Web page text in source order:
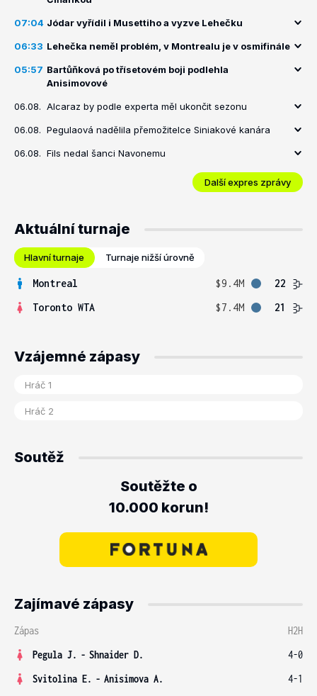
07:04 Jódar vyřídil i Musettiho a vyzve Lehečku
06:33 Lehečka neměl problém, v Montrealu je v osmifinále
05:57 Bartůňková po třísetovém boji podlehla
Anisimovové
06.08. Alcaraz by podle experta měl ukončit sezonu
06.08. Pegulaová nadělila přemožitelce Siniakové kanára
06.08. Fils nedal šanci Navonemu
Další expres zprávy
Aktuální turnaje
Hlavní turnaje Turnaje nižší úrovně
Montreal $9.4M
22
Toronto WTA
$7.4M 21
Vzájemné zápasy
Soutěž
Soutěžte o
10.000 korun!
Zajímavé zápasy
Zápas
H2H
Pegula J. - Shnaider D.
4-0
Svitolina E. - Anisimova A.
4-1